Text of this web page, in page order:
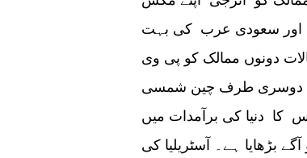
اور سعودی عرب کی بہت
دونوں ممالک کو پی وی
دوسری طرف چین شمسی
کا دنیا کی برآمدات میں
بڑھایا ہے۔ آسٹریلیا کی